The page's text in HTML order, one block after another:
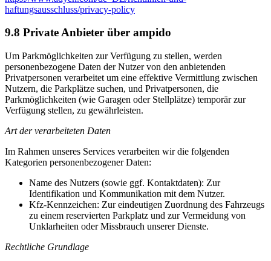
haftungsausschluss/privacy-policy
9.8 Private Anbieter über ampido
Um Parkmöglichkeiten zur Verfügung zu stellen, werden
personenbezogene Daten der Nutzer von den anbietenden
Privatpersonen verarbeitet um eine effektive Vermittlung zwischen
Nutzern, die Parkplätze suchen, und Privatpersonen, die
Parkmöglichkeiten (wie Garagen oder Stellplätze) temporär zur
Verfügung stellen, zu gewährleisten.
Art der verarbeiteten Daten
Im Rahmen unseres Services verarbeiten wir die folgenden
Kategorien personenbezogener Daten:
Name des Nutzers (sowie ggf. Kontaktdaten): Zur
Identifikation und Kommunikation mit dem Nutzer.
Kfz-Kennzeichen: Zur eindeutigen Zuordnung des Fahrzeugs
zu einem reservierten Parkplatz und zur Vermeidung von
Unklarheiten oder Missbrauch unserer Dienste.
Rechtliche Grundlage